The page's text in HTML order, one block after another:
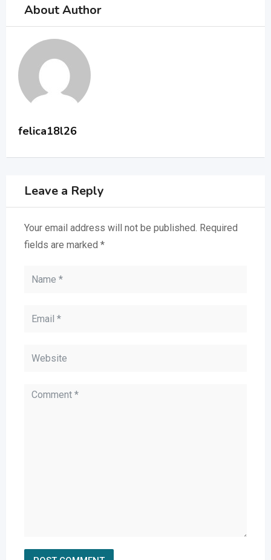
About Author
felica18l26
Leave a Reply
Your email address will not be published. Required
fields are marked *